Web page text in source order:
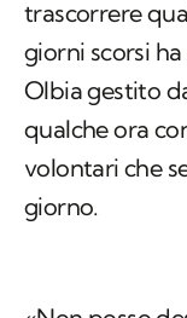
trascorrere
giorni scorsi
Olbia gestito
qualche ora
volontari che
giorno.